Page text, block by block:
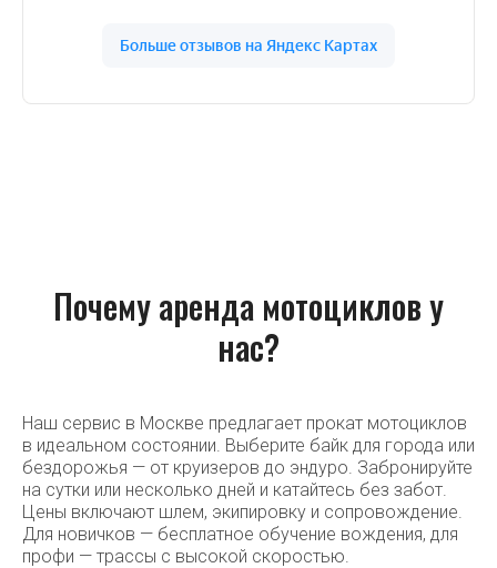
Почему аренда мотоциклов у
нас?
Наш сервис в Москве предлагает прокат мотоциклов
в идеальном состоянии. Выберите байк для города или
бездорожья — от круизеров до эндуро. Забронируйте
на сутки или несколько дней и катайтесь без забот.
Цены включают шлем, экипировку и сопровождение.
Для новичков — бесплатное обучение вождения, для
профи — трассы с высокой скоростью.